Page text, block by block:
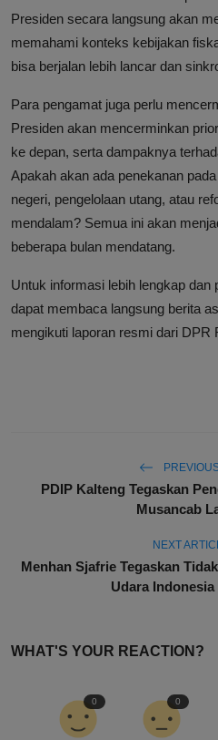
Presiden secara langsung akan
memahami konteks kebijakan
bisa berjalan lebih lancar dan
Para pengamat juga perlu
Presiden akan mencerminkan
ke depan, serta dampaknya
Apakah akan ada penekanan
negeri, pengelolaan utang, atau
mendalam? Semua ini akan
beberapa bulan mendatang.
Untuk informasi lebih lengkap dan
dapat membaca langsung berita
mengikuti laporan resmi dari DPR
PDIP Kalteng Tegaskan
Musancab
NEXT
Menhan Sjafrie Tegaskan
Udara Indonesia
WHAT'S YOUR REACTION?
0 0